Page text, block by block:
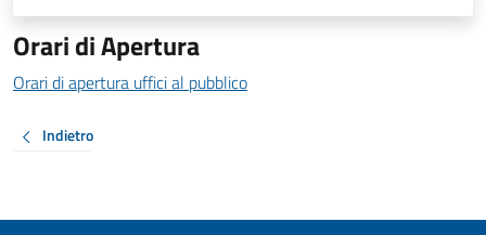
Orari di Apertura
Orari di apertura uffici al pubblico
Indietro